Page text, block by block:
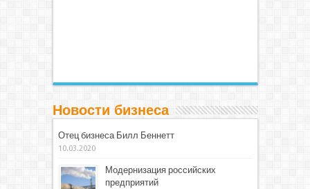
Новости бизнеса
Отец бизнеса Билл Беннетт
10.03.2020
Модернизация российских
предприятий